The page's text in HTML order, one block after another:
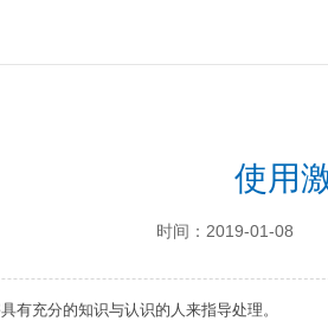
使用
时间：2019-01-08
有充分的知识与认识的人来指导处理。